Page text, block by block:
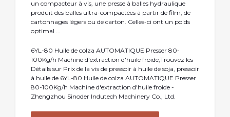
un compacteur à vis, une presse à balles hydraulique
produit des balles ultra-compactées à partir de film, de
cartonnages légers ou de carton. Celles-ci ont un poids
optimal ...
6YL-80 Huile de colza AUTOMATIQUE Presser 80-
100Kg/h Machine d′extraction d′huile froide,Trouvez les
Détails sur Prix de la vis de pressoir à huile de soja, pressoir
à huile de 6YL-80 Huile de colza AUTOMATIQUE Presser
80-100Kg/h Machine d′extraction d′huile froide -
Zhengzhou Sinoder Indutech Machinery Co., Ltd.